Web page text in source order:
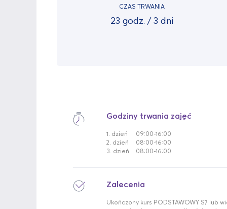
CZAS TRWANIA
23 godz. / 3 dni
Godziny trwania zajęć
1. dzień
09:00-16:00
2. dzień
08:00-16:00
3. dzień
08:00-16:00
Zalecenia
Ukończony kurs PODSTAWOWY S7 lub